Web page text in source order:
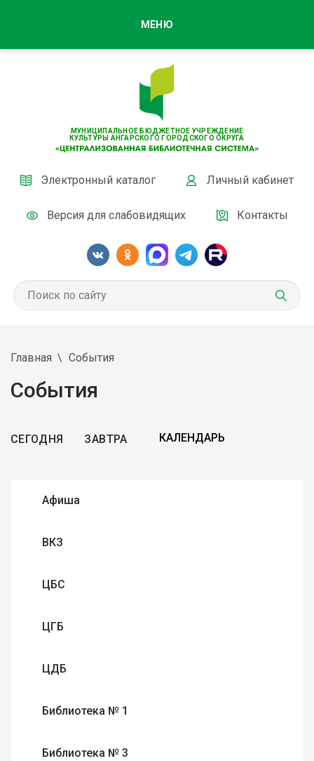
МУНИЦИПАЛЬНОЕ БЮДЖЕТНОЕ УЧРЕЖДЕНИЕ
КУЛЬТУРЫ АНГАРСКОГО ГОРОДСКОГО ОКРУГА
Электронный каталог Личный кабинет
Версия для слабовидящих Контакты
МЕНЮ
Главная События
События
СЕГОДНЯ ЗАВТРА
Афиша
ВКЗ
ЦБС
ЦГБ
ЦДБ
Библиотека № 1
Библиотека № 3